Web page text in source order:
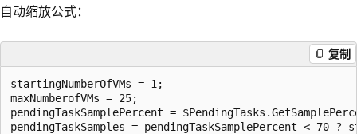
自动缩放公式：
复制
startingNumberOfVMs = 1;
maxNumberofVMs = 25;
pendingTaskSamplePercent =
pendingTaskSamples = pendingTaskSamplePercent < 70